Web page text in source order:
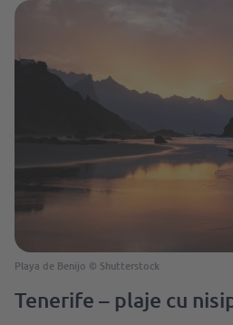
Playa de Benijo © Shutterstock
Tenerife – plaje cu